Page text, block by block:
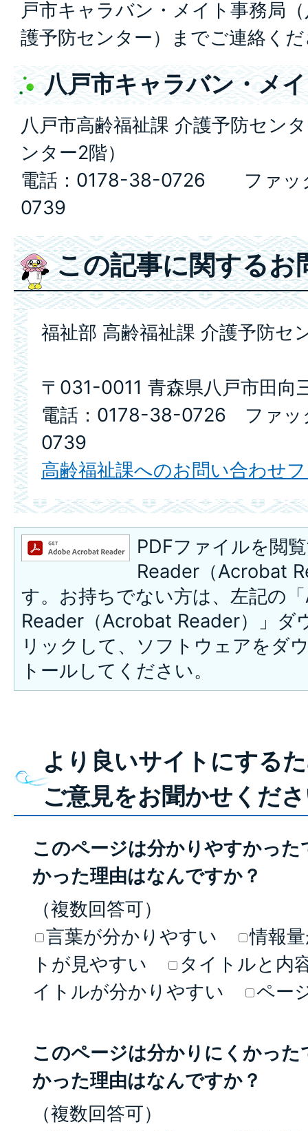
戸市キャラバン・メイト事務局
護予防センター）までご連絡く
八戸市キャラバン・メ
八戸市高齢福祉課 介護予防セン
ンター2階）
電話：0178-38-0726 ファッ
0739
この記事に関するお
福祉部 高齢福祉課 介護予防セ
〒031-0011 青森県八戸市田向
電話：0178-38-0726 ファッ
0739
高齢福祉課へのお問い合わせ
PDFファイルを閲
Reader（Acrobat
す。お持ちでない方は、左記の
Reader（Acrobat Reader）」ダ
リックして、ソフトウェアをダ
トールしてください。
より良いサイトにする
ご意見をお聞かせくだ
このページは分かりやすかっ
かった理由はなんですか？
（複数回答可）
言葉が分かりやすい
情報
トが見やすい
タイトルと内
イトルが分かりやすい
ペー
このページは分かりにくかっ
かった理由はなんですか？
（複数回答可）